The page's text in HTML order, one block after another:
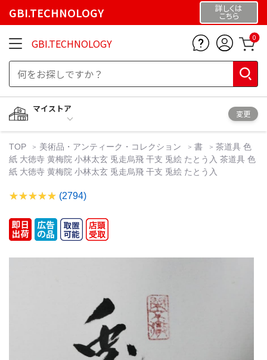
GBI.TECHNOLOGY 詳しくは
こちら
GBI.TECHNOLOGY 0
マイストア
変更
TOP 美術品・アンティーク・コレクション 書
茶道具 色
紙 大徳寺 黄梅院 小林太玄 兎走烏飛 干支 兎絵 たとう入 茶道具 色
紙 大徳寺 黄梅院 小林太玄 兎走烏飛 干支 兎絵 たとう入
(2794)